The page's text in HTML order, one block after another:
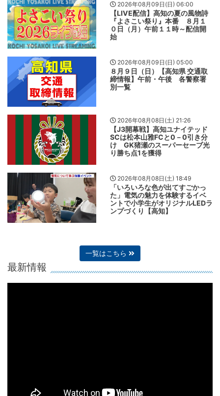
2026年08月09日(日) 06:00
【LIVE配信】高知の夏の風物詩
『よさこい祭り』本番 ８月１
０日（月）午前１１時～配信開
始
2026年08月09日(日) 05:00
８月９日（日）【高知県 交通取
締情報】午前・午後 各警察署
別一覧
2026年08月08日(土) 21:26
【J3開幕戦】高知ユナイテッド
SCは松本山雅FCと0－0引き分
け GK猪瀬のスーパーセーブ光
り勝ち点1を獲得
2026年08月08日(土) 18:49
「いろいろな色が出てすごかっ
た」電気の魅力を体験するイベ
ントで小学生がオリジナルLEDラ
ンプづくり【高知】
一覧はこちら
最新情報